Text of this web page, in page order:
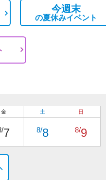
今週末
の夏休みイベント
金
7
土
8/8
日
8/9